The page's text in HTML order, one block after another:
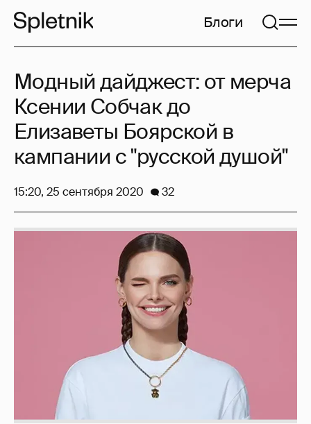
Блоги
Модный дайджест: от мерча
Ксении Собчак до
Елизаветы Боярской в
кампании с "русской душой"
15:20, 25 сентября 2020 32